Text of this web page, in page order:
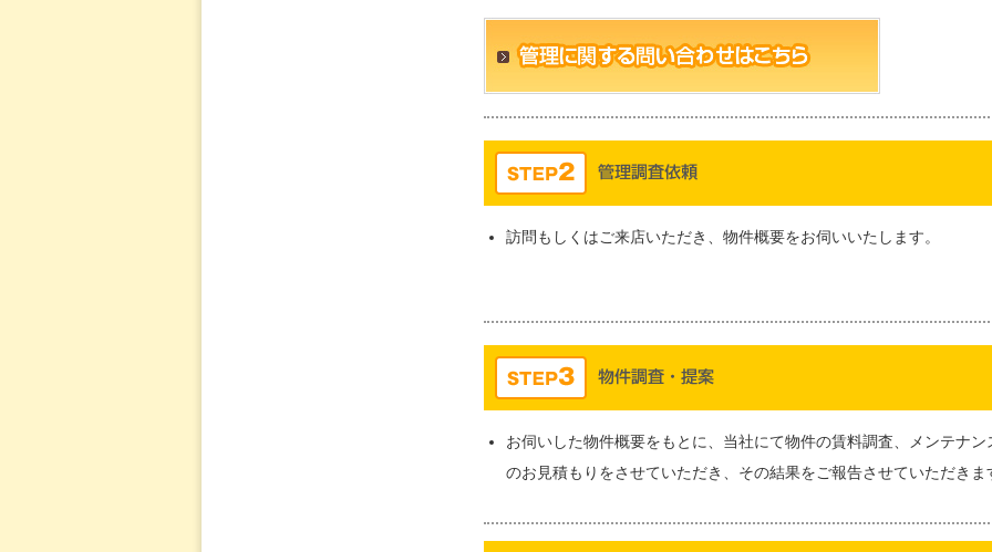
訪問もしくはご来店いただき、物件概要をお伺いいたします。
お伺いした物件概要をもとに、当社にて物件の賃料調査、メンテナン
のお見積もりをさせていただき、その結果をご報告させていただきま